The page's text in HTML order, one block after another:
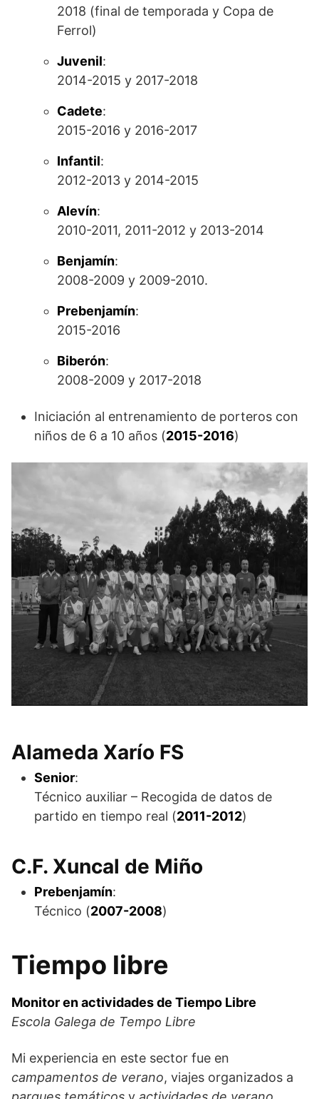
2018 (final de temporada y Copa de
Ferrol)
Juvenil:
2014-2015 y 2017-2018
Cadete:
2015-2016 y 2016-2017
Infantil:
2012-2013 y 2014-2015
Alevín:
2010-2011, 2011-2012 y 2013-2014
Benjamín:
2008-2009 y 2009-2010.
Prebenjamín:
2015-2016
Biberón:
2008-2009 y 2017-2018
Iniciación al entrenamiento de porteros con
niños de 6 a 10 años (2015-2016)
Alameda Xarío FS
Senior:
Técnico auxiliar – Recogida de datos de
partido en tiempo real (2011-2012)
C.F. Xuncal de Miño
Prebenjamín:
Técnico (2007-2008)
Tiempo libre
Monitor en actividades de Tiempo Libre
Escola Galega de Tempo Libre
Mi experiencia en este sector fue en
campamentos de verano, viajes organizados a